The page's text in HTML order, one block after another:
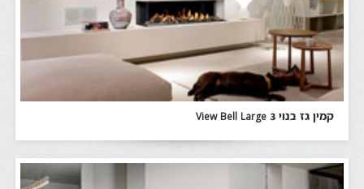
קמין גז בנוי View Bell Large 3